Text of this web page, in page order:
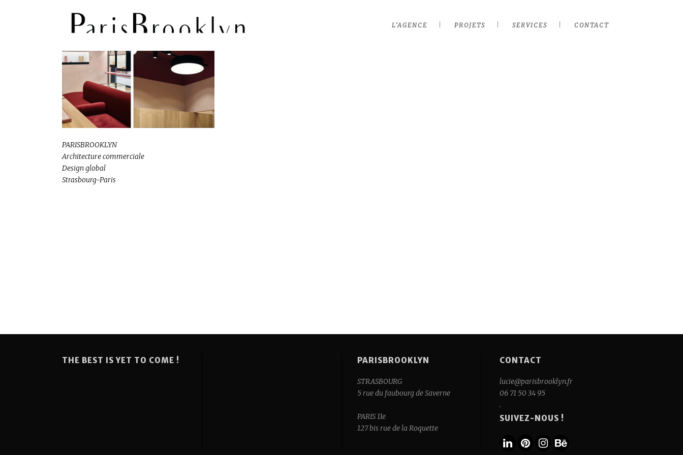
L’AGENCE PROJETS SERVICES CONTACT
PARISBROOKLYN
Architecture commerciale
Design global
Strasbourg-Paris
THE BEST IS YET TO COME ! PARISBROOKLYN
STRASBOURG
5 rue du faubourg de Saverne
PARIS 11e
127 bis rue de la Roquette
CONTACT
lucie@parisbrooklyn.fr
06 71 50 34 95
.
SUIVEZ-NOUS !